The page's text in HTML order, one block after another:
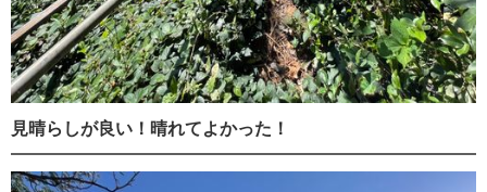
見晴らしが良い！晴れてよかった！